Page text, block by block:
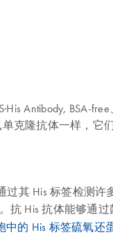
Antibody, BSA-
克隆抗体一样，
过其 His 标签检测
抗 His 抗体能够通
中的 His 标签硫氧还